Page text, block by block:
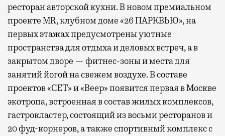
ресторан авторской кухни. В новом премиальном
проекте MR, клубном доме «26 ПАРКВЬЮ», на
первых этажах предусмотрены уютные
пространства для отдыха и деловых встреч, а в
закрытом дворе — фитнес-зоны и места для
занятий йогой на свежем воздухе. В составе
проектов «СЕТ» и «Веер»появитсяпервая в Москве
экотропа, встроенная в состав жилых комплексов,
гастрокластер, состоящий из восьми ресторанов и
20 фуд-корнеров, а также спортивный комплекс с